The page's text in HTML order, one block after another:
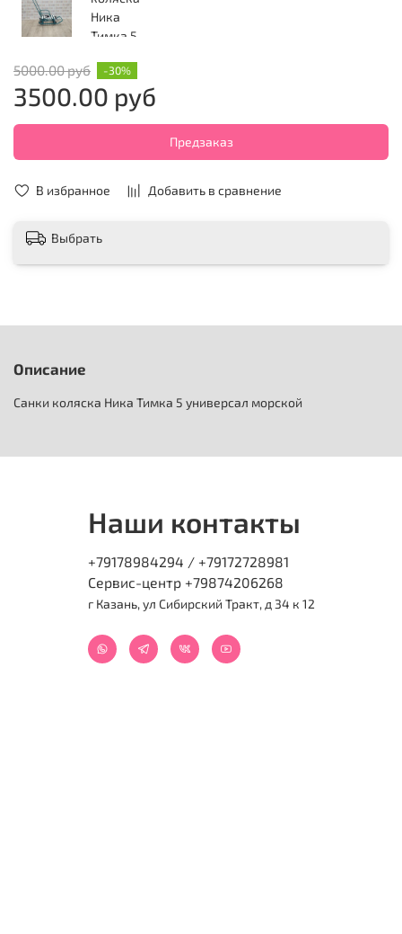
В избранное Добавить в сравнение
5000.00 руб
3500.00 руб
-30%
Предзаказ
Выбрать
Описание
Санки коляска Ника Тимка 5 универсал морской
Наши контакты
+79178984294 / +79172728981
Сервис-центр +79874206268
г Казань, ул Сибирский Тракт, д 34 к 12